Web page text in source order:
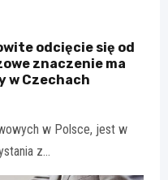
odcięcie się od
znaczenie ma
Czechach
w Polsce, jest w
z…